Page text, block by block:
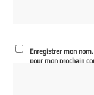
Enregistrer mon
pour mon prochain